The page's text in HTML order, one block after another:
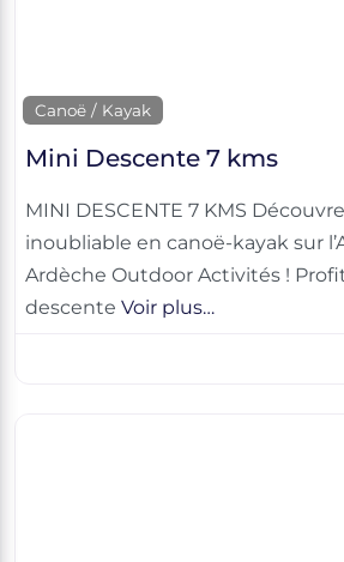
Canoë / Kayak
Mini Descente 7 kms
MINI DESCENTE 7 KMS
inoubliable en canoë-kayak sur
Ardèche Outdoor Activités !
descente Voir plus…